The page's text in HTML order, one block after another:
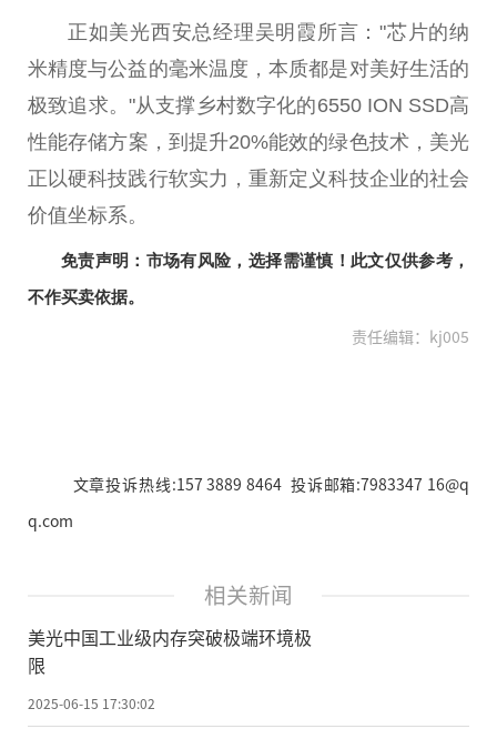
正如美光西安总经理吴明霞所言："芯片的纳
米精度与公益的毫米温度，本质都是对美好生活的
极致追求。"从支撑乡村数字化的6550 ION SSD高
性能存储方案，到提升20%能效的绿色技术，美光
正以硬科技践行软实力，重新定义科技企业的社会
价值坐标系。
免责声明：市场有风险，选择需谨慎！此文仅供参考，
不作买卖依据。
责任编辑：kj005
文章投诉热线:157 3889 8464 投诉邮箱:7983347 16@q
q.com
相关新闻
美光中国工业级内存突破极端环境极
限
2025-06-15 17:30:02